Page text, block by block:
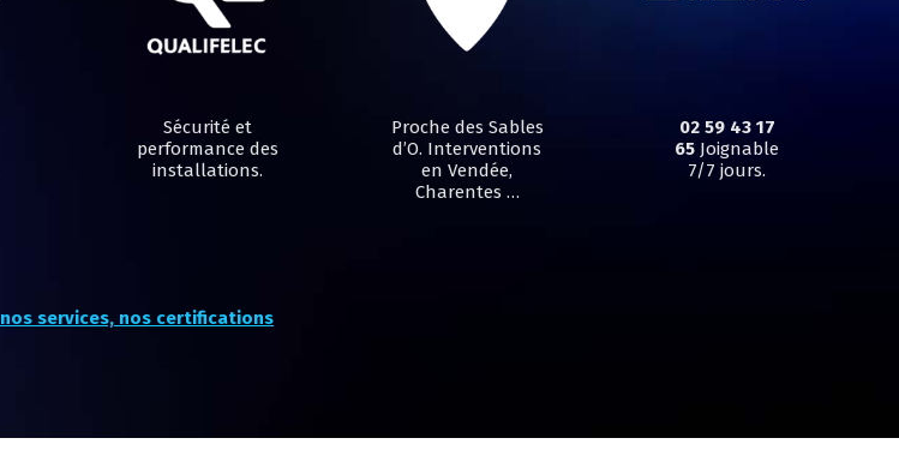
Sécurité et
performance des
installations.
Proche des Sables
d’O. Interventions
en Vendée,
Charentes …
02 59 43 17
65 Joignable
7/7 jours.
services, nos certifications